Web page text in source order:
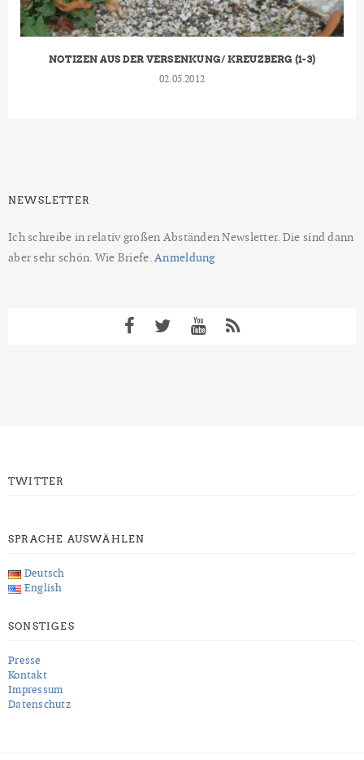
NOTIZEN AUS DER VERSENKUNG/ KREUZBERG (1-3)
02.05.2012
NEWSLETTER
Ich schreibe in relativ großen Abständen Newsletter. Die sind dann
aber sehr schön. Wie Briefe.Anmeldung
TWITTER
SPRACHE AUSWÄHLEN
Deutsch
English
SONSTIGES
Presse
Kontakt
Impressum
Datenschutz